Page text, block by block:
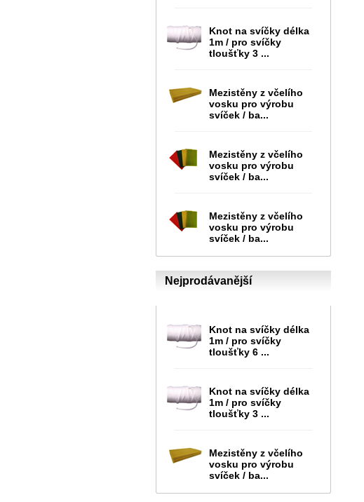
Knot na svíčky délka
1m / pro svíčky
tloušťky 3 ...
Mezistěny z včelího
vosku pro výrobu
svíček / ba...
Mezistěny z včelího
vosku pro výrobu
svíček / ba...
Mezistěny z včelího
vosku pro výrobu
svíček / ba...
Nejprodávanější
Knot na svíčky délka
1m / pro svíčky
tloušťky 6 ...
Knot na svíčky délka
1m / pro svíčky
tloušťky 3 ...
Mezistěny z včelího
vosku pro výrobu
svíček / ba...